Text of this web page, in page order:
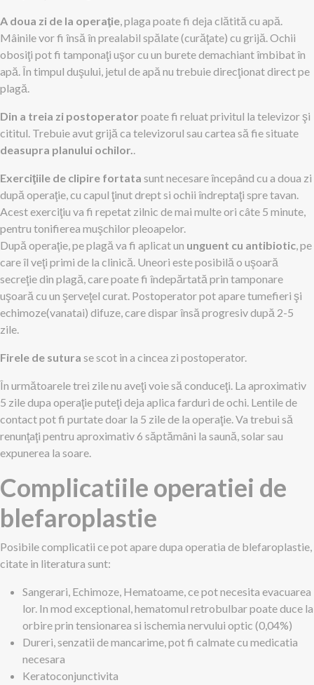
A doua zi de la operaţie, plaga poate fi deja clătită cu apă.
Mâinile vor fi însă în prealabil spălate (curăţate) cu grijă. Ochii
obosiţi pot fi tamponaţi uşor cu un burete demachiant îmbibat în
apă. În timpul duşului, jetul de apă nu trebuie direcţionat direct pe
plagă.
Din a treia zi postoperator poate fi reluat privitul la televizor şi
cititul. Trebuie avut grijă ca televizorul sau cartea să fie situate
deasupra planului ochilor..
Exerciţiile de clipire fortata sunt necesare începând cu a doua zi
după operaţie, cu capul ţinut drept si ochii îndreptaţi spre tavan.
Acest exerciţiu va fi repetat zilnic de mai multe ori câte 5 minute,
pentru tonifierea muşchilor pleoapelor.
După operaţie, pe plagă va fi aplicat un unguent cu antibiotic, pe
care îl veţi primi de la clinică. Uneori este posibilă o uşoară
secreţie din plagă, care poate fi îndepărtată prin tamponare
uşoară cu un şerveţel curat. Postoperator pot apare tumefieri şi
echimoze(vanatai) difuze, care dispar însă progresiv după 2-5
zile.
Firele de sutura se scot in a cincea zi postoperator.
În următoarele trei zile nu aveţi voie să conduceţi. La aproximativ
5 zile dupa operaţie puteţi deja aplica farduri de ochi. Lentile de
contact pot fi purtate doar la 5 zile de la operaţie. Va trebui să
renunţaţi pentru aproximativ 6 săptămâni la saună, solar sau
expunerea la soare.
Complicatiile operatiei de
blefaroplastie
Posibile complicatii ce pot apare dupa operatia de blefaroplastie,
citate in literatura sunt:
Sangerari, Echimoze, Hematoame, ce pot necesita evacuarea
lor. In mod exceptional, hematomul retrobulbar poate duce la
orbire prin tensionarea si ischemia nervului optic (0,04%)
Dureri, senzatii de mancarime, pot fi calmate cu medicatia
necesara
Keratoconjunctivita